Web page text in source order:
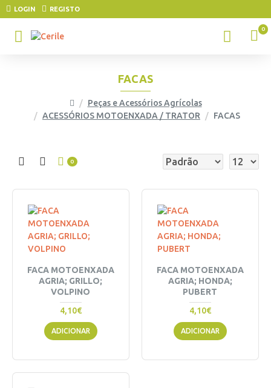
LOGIN REGISTO
0
Peças e Acessórios Agrícolas
ACESSÓRIOS MOTOENXADA / TRATOR
FACAS
FACAS
0
FACA MOTOENXADA
AGRIA; GRILLO;
VOLPINO
4,10€
ADICIONAR
FACA MOTOENXADA
AGRIA; HONDA;
PUBERT
4,10€
ADICIONAR